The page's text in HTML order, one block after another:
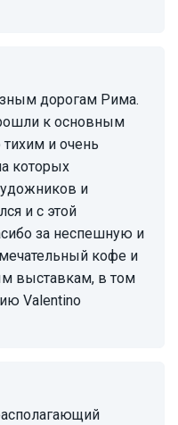
к основным
и очень
которых
и
и с этой
за неспешную и
кофе и
выставкам, в том
Valentino